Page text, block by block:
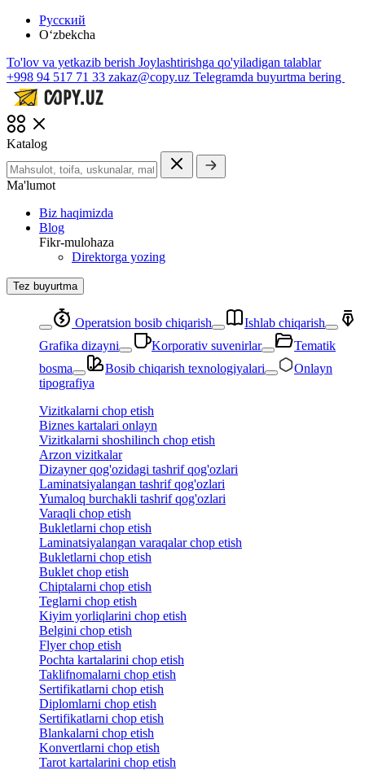
Русский
O‘zbekcha
To'lov va yetkazib berish Joylashtirishga qo'yiladigan talablar
+998 94 517 71 33 zakaz@copy.uz Telegramda buyurtma bering
Katalog
Ma'lumot
Biz haqimizda
Blog
Fikr-mulohaza
Direktorga yozing
Tez buyurtma
Operatsion bosib chiqarish
Ishlab chiqarish
Grafika dizayni
Korporativ suvenirlar
Tematik
bosma
Bosib chiqarish texnologiyalari
Onlayn
tipografiya
Vizitkalarni chop etish
Biznes kartalari onlayn
Vizitkalarni shoshilinch chop etish
Arzon vizitkalar
Dizayner qog'ozidagi tashrif qog'ozlari
Laminatsiyalangan tashrif qog'ozlari
Yumaloq burchakli tashrif qog'ozlari
Varaqli chop etish
Bukletlarni chop etish
Laminatsiyalangan varaqalar chop etish
Bukletlarni chop etish
Buklet chop etish
Chiptalarni chop etish
Teglarni chop etish
Kiyim yorliqlarini chop etish
Belgini chop etish
Flyer chop etish
Pochta kartalarini chop etish
Taklifnomalarni chop etish
Sertifikatlarni chop etish
Diplomlarni chop etish
Sertifikatlarni chop etish
Blankalarni chop etish
Konvertlarni chop etish
Tarot kartalarini chop etish